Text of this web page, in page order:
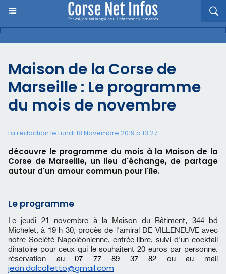
Maison de la Corse de
Marseille : Le programme
du mois de novembre
La rédaction le Lundi 18 Novembre 2019 à 13:27
découvre le programme du mois à la Maison de la
Corse de Marseille, un lieu d'échange, de partage
autour d'un amour commun pour l'île.
Le programme
Le jeudi 21 novembre à la Maison du Bâtiment, 344 bd
Michelet, à 19 h 30, procès de l'amiral DE VILLENEUVE avec
notre Société Napoléonienne, entrée libre, suivi d'un cocktail
dînatoire pour ceux qui le souhaitent 20 euros par personne.
réservation au07 77 89 37 82 ou au mail
jean.dalcolletto@gmail.com